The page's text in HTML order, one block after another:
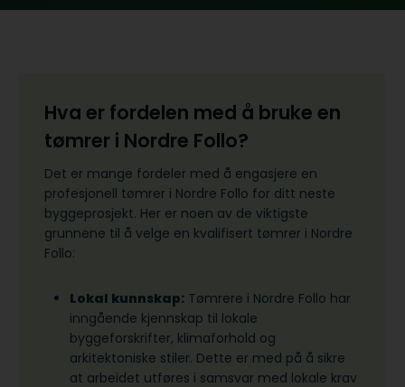
Hva er fordelen med å bruke en
tømrer i Nordre Follo?
Det er mange fordeler med å engasjere en
profesjonell tømrer i Nordre Follo for ditt neste
byggeprosjekt. Her er noen av de viktigste
grunnene til å velge en kvalifisert tømrer i Nordre
Follo:
Lokal kunnskap: Tømrere i Nordre Follo har
inngående kjennskap til lokale
byggeforskrifter, klimaforhold og
arkitektoniske stiler. Dette er med på å sikre
at arbeidet utføres i samsvar med lokale krav